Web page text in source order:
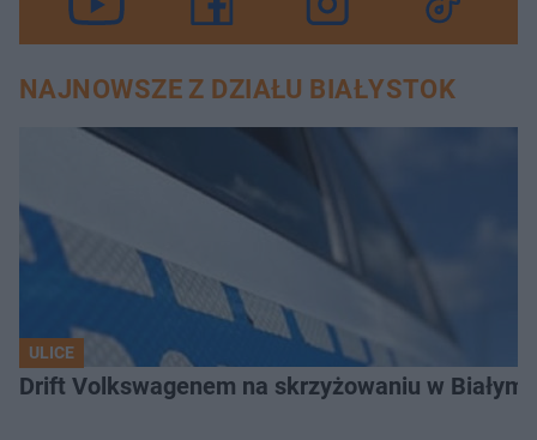
NAJNOWSZE Z DZIAŁU BIAŁYSTOK
ULICE
Drift Volkswagenem na skrzyżowaniu w